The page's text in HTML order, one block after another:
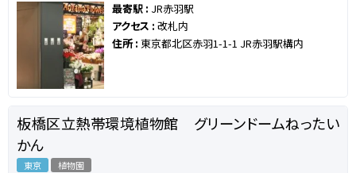
最寄駅 : JR赤羽駅
アクセス : 改札内
住所 : 東京都北区赤羽1-1-1 JR赤羽駅構内
板橋区立熱帯環境植物館 グリーンドームねったい
かん
東京 植物園